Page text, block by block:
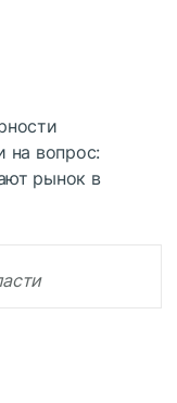
на вопрос:
рынок в